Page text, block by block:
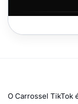
O Carrossel TikTok